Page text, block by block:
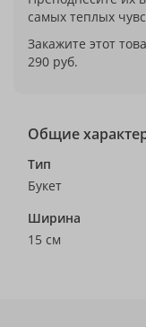
самых теплых
Закажите этот
290 руб.
Общие
Тип
Букет
Ширина
15 см